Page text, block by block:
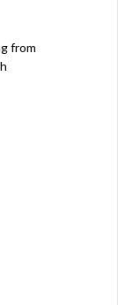
from